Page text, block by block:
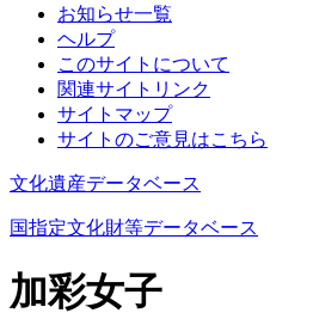
お知らせ一覧
ヘルプ
このサイトについて
関連サイトリンク
サイトマップ
サイトのご意見はこちら
文化遺産データベース
国指定文化財等データベース
加彩女子